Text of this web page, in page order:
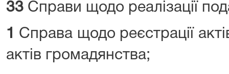
33 Справи щодо реалізації
1
Справа щодо реєстрації
актів громадянства;